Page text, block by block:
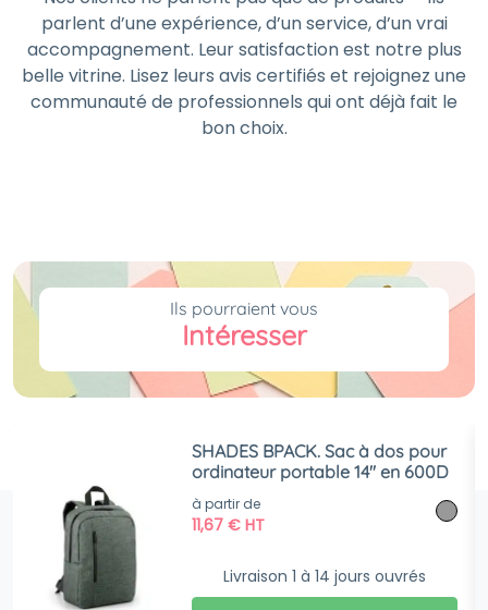
parlent d’une expérience, d’un service, d’un vrai
accompagnement. Leur satisfaction est notre plus
belle vitrine. Lisez leurs avis certifiés et rejoignez une
communauté de professionnels qui ont déjà fait le
bon choix.
Ils pourraient vous
Intéresser
SHADES BPACK. Sac à dos pour
ordinateur portable 14'' en 600D
à partir de
11,67€ HT
Livraison 1 à 14 jours ouvrés